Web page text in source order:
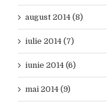
august 2014 (8)
iulie 2014 (7)
iunie 2014 (6)
mai 2014 (9)